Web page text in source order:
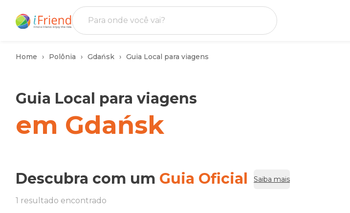
Home Polônia Gdańsk Guia Local para viagens
Guia Local para viagens
em Gdańsk
Descubra com um Guia Oficial Saiba mais
1 resultado encontrado